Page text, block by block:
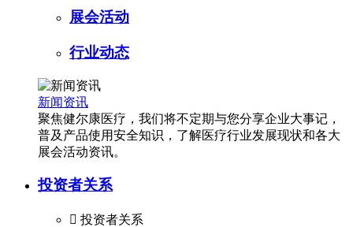
展会活动
行业动态
新闻资讯
聚焦健尔康医疗，我们将不定期与您分享企业大事记，
普及产品使用安全知识，了解医疗行业发展现状和各大
展会活动资讯。
投资者关系
 投资者关系